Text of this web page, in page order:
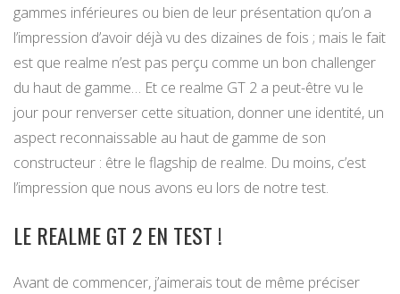
gammes inférieures ou bien de leur présentation qu’on a
l’impression d’avoir déjà vu des dizaines de fois ; mais le fait
est que realme n’est pas perçu comme un bon challenger
du haut de gamme… Et ce realme GT 2 a peut-être vu le
jour pour renverser cette situation, donner une identité, un
aspect reconnaissable au haut de gamme de son
constructeur : être le flagship de realme. Du moins, c’est
l’impression que nous avons eu lors de notre test.
LE REALME GT 2 EN TEST !
Avant de commencer, j’aimerais tout de même préciser